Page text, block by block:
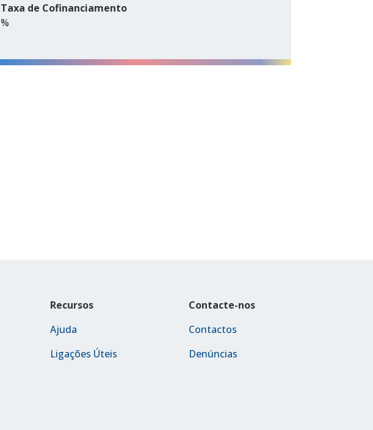
Taxa de Cofinanciamento
%
Recursos
Ajuda
Ligações Úteis
Contacte-nos
Contactos
Denúncias